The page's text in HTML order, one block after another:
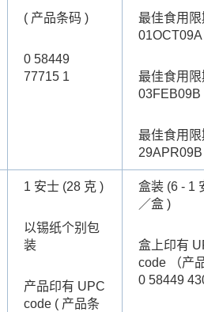
( 产品条码 )
0 58449
77715 1
最佳食用限
01OCT09A
最佳食用限
03FEB09B
最佳食用限
29APR09B
1 安士 (28 克 )
以锡纸个别包
装
产品印有 UPC
code ( 产品条
盒装 (6 - 1
／盒 )
盒上印有
code （产
0 58449